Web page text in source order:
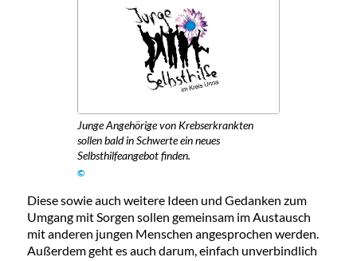
Junge Angehörige von Krebserkrankten
sollen bald in Schwerte ein neues
Selbsthilfeangebot finden.
©
Diese sowie auch weitere Ideen und Gedanken zum
Umgang mit Sorgen sollen gemeinsam im Austausch
mit anderen jungen Menschen angesprochen werden.
Außerdem geht es auch darum, einfach unverbindlich